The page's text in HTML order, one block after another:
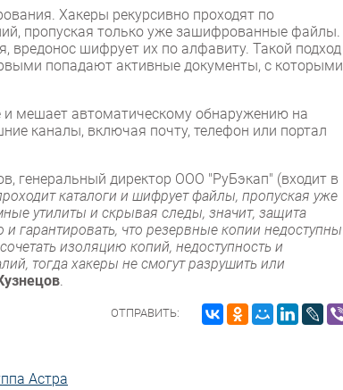
Хакеры рекурсивно проходят по
пропуская только уже зашифрованные файлы.
вредонос шифрует их по алфавиту. Такой подход
попадают активные документы, с которыми
и мешает автоматическому обнаружению на
каналы, включая почту, телефон или портал
генеральный директор ООО "РуБэкап" (входит в
каталоги и шифрует файлы, пропуская уже
утилиты и скрывая следы, значит, защита
гарантировать, что резервные копии недоступны
изоляцию копий, недоступность и
тогда хакеры не смогут разрушить или
.
ОТПРАВИТЬ:
Астра